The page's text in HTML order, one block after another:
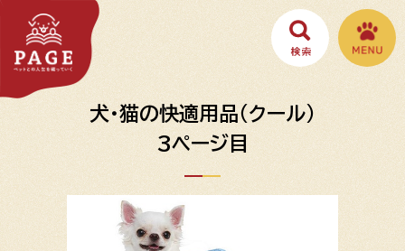
犬・猫の快適用品（クール）
3ページ目